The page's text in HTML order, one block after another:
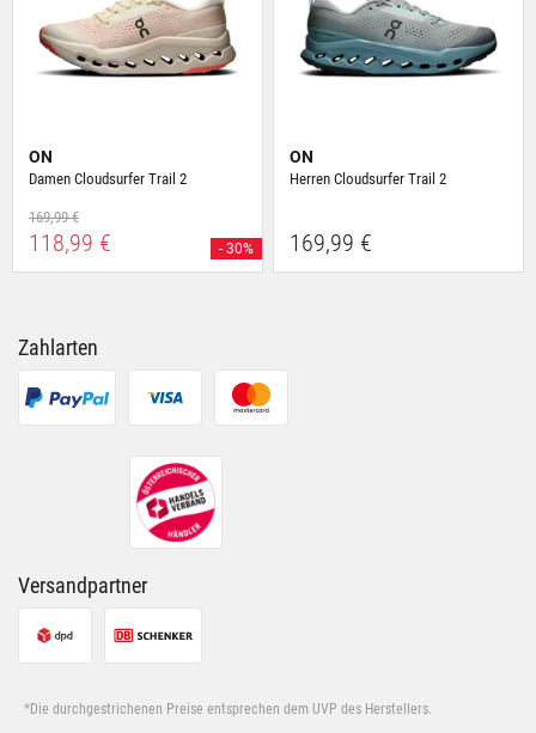
ON
Damen Cloudsurfer Trail 2
169,99 €
118,99 € - 30%
ON
Herren Cloudsurfer Trail 2
169,99 €
Zahlarten
Versandpartner
*Die durchgestrichenen Preise entsprechen dem UVP des Herstellers.